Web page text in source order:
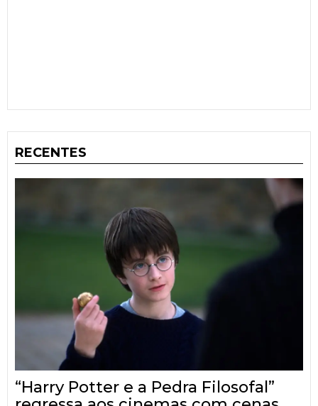
RECENTES
“Harry Potter e a Pedra Filosofal”